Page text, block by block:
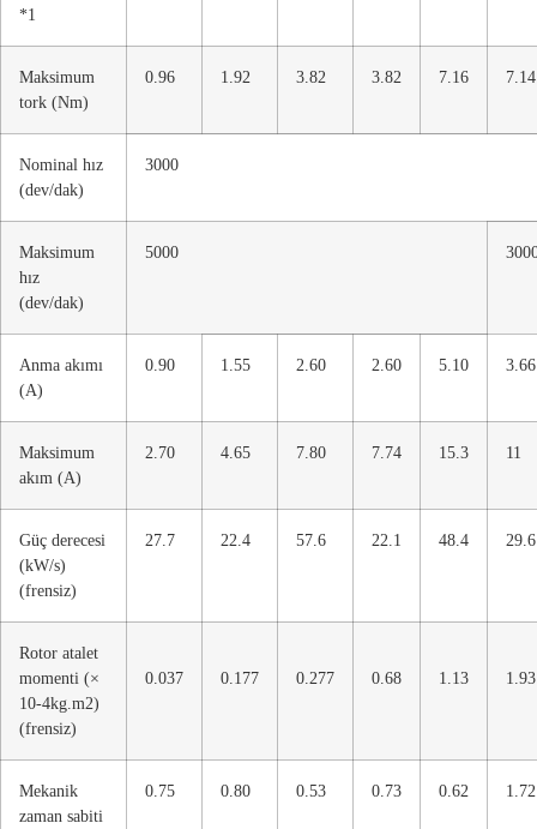
*1
Maksimum
tork (Nm)
0.96 1.92 3.82 3.82 7.16 7.14
Nominal hız
(dev/dak)
3000
Maksimum
hız
(dev/dak)
5000
Anma akımı
(A)
0.90 1.55 2.60 2.60 5.10 3.66
Maksimum
akım (A)
2.70 4.65 7.80 7.74 15.3 11
Güç derecesi
(kW/s)
(frensiz)
27.7 22.4 57.6 22.1 48.4 29.6
Rotor atalet
momenti (×
10-4kg.m2)
(frensiz)
0.037 0.177 0.277 0.68 1.13 1.93
Mekanik
zaman sabiti
0.75 0.80 0.53 0.73 0.62 1.72